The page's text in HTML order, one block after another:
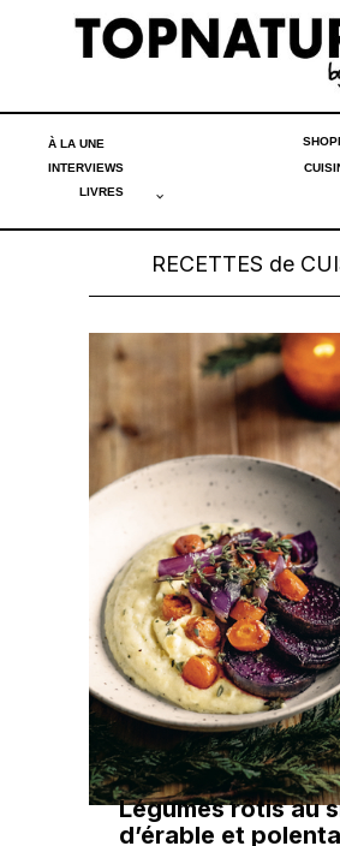
À LA UNE
INTERVIEWS
LIVRES
RECETTES de
Légumes rôtis au
d’érable et polenta